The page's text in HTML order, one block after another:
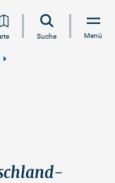
Suche Menü